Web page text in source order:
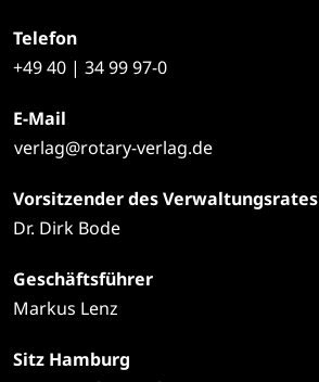
Telefon
+4940 | 34 99 97-0
E-Mail
verlag@rotary-verlag.de
Vorsitzender des Verwaltungsrates
Dr. Dirk Bode
Geschäftsführer
Markus Lenz
Sitz Hamburg